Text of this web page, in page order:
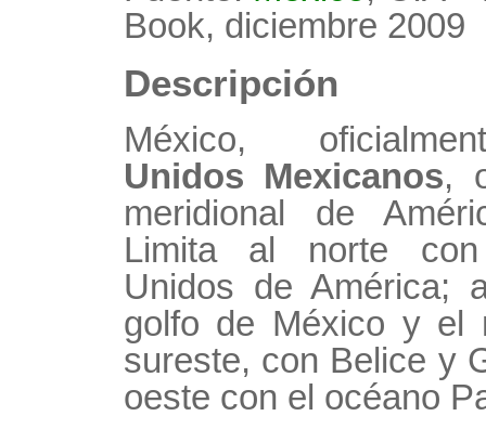
Book, diciembre 2009
Descripción
México,
Unidos Mexicanos,
meridional de
Limita al norte
Unidos de América;
golfo de México y el
sureste, con Belice y
oeste con el océano